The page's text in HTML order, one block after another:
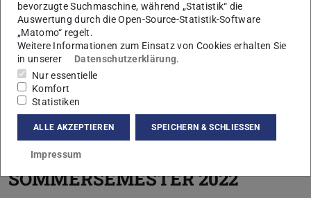
WINTERSEMESTER 2022/23
Bachelor
Master
SOMMERSEMESTER 2022
bevorzugte Suchmaschine, während „Statistik“ die
Auswertung durch die Open-Source-Statistik-Software
„Matomo“ regelt.
Weitere Informationen zum Einsatz von Cookies erhalten Sie
in unserer
Datenschutzerklärung.
Nur essentielle
Komfort
Statistiken
ALLE AKZEPTIEREN SPEICHERN & SCHLIESSEN
Impressum